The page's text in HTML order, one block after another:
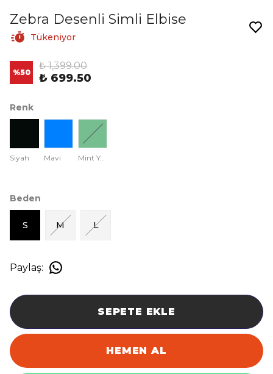
Zebra Desenli Simli Elbise
Tükeniyor
%50
₺ 1,399.00
₺ 699.50
Renk
Siyah Mavi Mint Yeşili
Beden
S M L
Paylaş:
SEPETE EKLE
HEMEN AL